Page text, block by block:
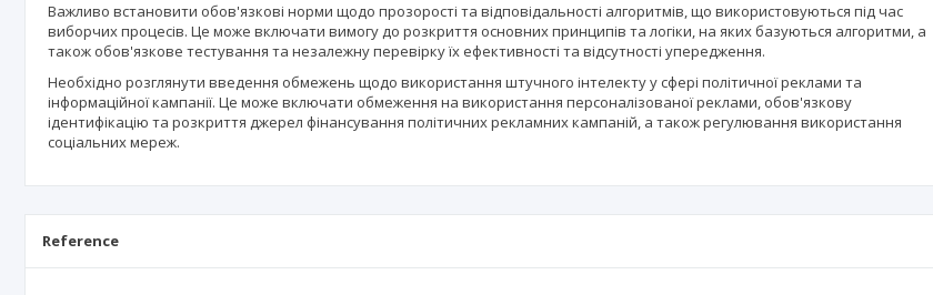
Важливо встановити обов'язкові норми щодо прозорості та відповідальності алгоритмів, що використовуються під час
виборчих процесів. Це може включати вимогу до розкриття основних принципів та логіки, на яких базуються алгоритми, а
також обов'язкове тестування та незалежну перевірку їх ефективності та відсутності упередження.
Необхідно розглянути введення обмежень щодо використання штучного інтелекту у сфері політичної реклами та
інформаційної кампанії. Це може включати обмеження на використання персоналізованої реклами, обов'язкову
ідентифікацію та розкриття джерел фінансування політичних рекламних кампаній, а також регулювання використання
соціальних мереж.
Reference